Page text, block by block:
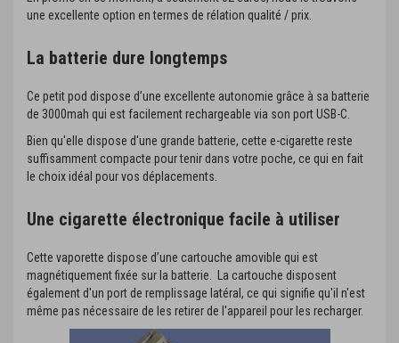
une excellente option en termes de rélation qualité / prix.
La batterie dure longtemps
Ce petit pod dispose d’une excellente autonomie grâce à sa batterie
de 3000mah qui est facilement rechargeable via son port USB-C.
Bien qu'elle dispose d'une grande batterie, cette e-cigarette reste
suffisamment compacte pour tenir dans votre poche, ce qui en fait
le choix idéal pour vos déplacements.
Une cigarette électronique facile à utiliser
Cette vaporette dispose d’une cartouche amovible qui est
magnétiquement fixée sur la batterie. La cartouche disposent
également d'un port de remplissage latéral, ce qui signifie qu'il n'est
même pas nécessaire de les retirer de l'appareil pour les recharger.